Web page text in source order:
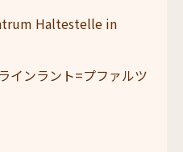
Haltestelle in
インラント=プファルツ